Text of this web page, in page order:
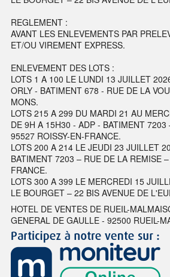
REGLEMENT :
AVANT LES ENLEVEMENTS PAR
ET/OU VIREMENT EXPRESS.
ENLEVEMENT DES LOTS :
LOTS 1 A 100 LE LUNDI 13 JUILLET
ORLY - BATIMENT 678 - RUE DE LA
MONS.
LOTS 215 A 299 DU MARDI 21 AU
DE 9H A 15H30 - ADP - BATIMENT
95527 ROISSY-EN-FRANCE.
LOTS 200 A 214 LE JEUDI 23 JUILLET
BATIMENT 7203 – RUE DE LA REMISE
FRANCE.
LOTS 300 A 399 LE MERCREDI 15
LE BOURGET – 22 BIS AVENUE DE
HOTEL DE VENTES DE RUEIL-
GENERAL DE GAULLE - 92500 RUEIL-